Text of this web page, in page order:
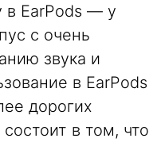
в EarPods — у
с очень
звука и
в EarPods
дорогих
в том, что